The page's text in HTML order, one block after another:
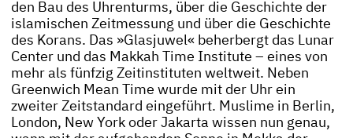
den Bau des Uhrenturms, über die Geschichte der
islamischen Zeitmessung und über die Geschichte
des Korans. Das »Glasjuwel« beherbergt das Lunar
Center und das Makkah Time Institute – eines von
mehr als fünfzig Zeitinstituten weltweit. Neben
Greenwich Mean Time wurde mit der Uhr ein
zweiter Zeitstandard eingeführt. Muslime in Berlin,
London, New York oder Jakarta wissen nun genau,